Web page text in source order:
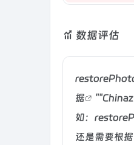
数据评估
据
""
如：
还是需要根